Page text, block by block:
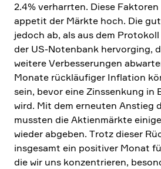
2.4% verharrten. Diese
ap­petit der Märkte hoch. Die
jedoch ab, als aus dem
der US-Noten­bank hervor­ging,
weitere Verbes­se­rungen
Monate rückläu­figer Infla­tion
sein, bevor eine Zinssen­kung in
wird. Mit dem erneuten Anstieg
mussten die Aktien­märkte
wieder abgeben. Trotz dieser
insge­samt ein positiver Monat
die wir uns konzen­trieren,